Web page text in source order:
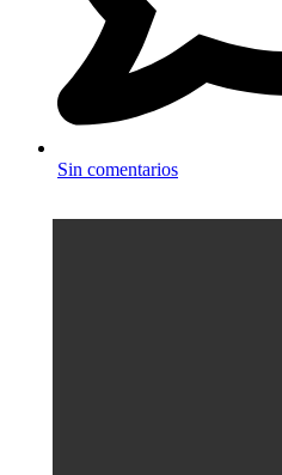
Sin comentarios